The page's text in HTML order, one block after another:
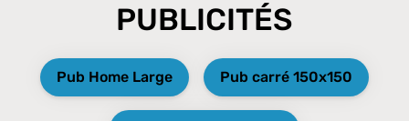
PUBLICITÉS
Pub Home Large Pub carré 150x150